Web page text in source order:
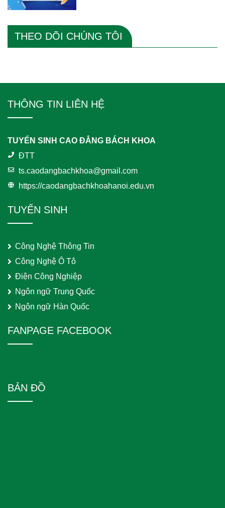
THEO DÕI CHÚNG TÔI
THÔNG TIN LIÊN HỆ
TUYỂN SINH CAO ĐẲNG BÁCH KHOA
ĐTT
ts.caodangbachkhoa@gmail.com
https://caodangbachkhoahanoi.edu.vn
TUYỂN SINH
Công Nghệ Thông Tin
Công Nghệ Ô Tô
Điện Công Nghiệp
Ngôn ngữ Trung Quốc
Ngôn ngữ Hàn Quốc
FANPAGE FACEBOOK
BẢN ĐỒ